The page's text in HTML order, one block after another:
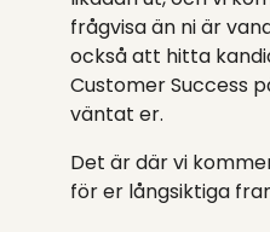
frågvisa än ni är
också att hitta
Customer Success
väntat er.
Det är där vi
för er långsiktiga